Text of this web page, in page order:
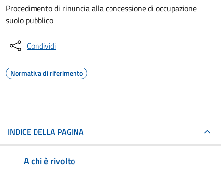
Procedimento di rinuncia alla concessione di occupazione
suolo pubblico
Condividi
Normativa di riferimento
INDICE DELLA PAGINA
A chi è rivolto